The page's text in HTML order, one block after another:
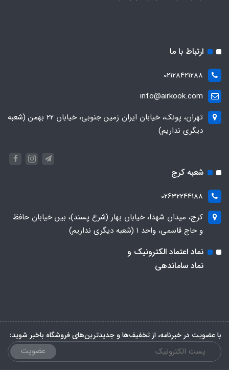
ارتباط با ما
02128421288
info@airkook.com
تهران، پونک، خیابان ایران زمین جنوبی، خیابان 22 بهمن (شعبه
دیگری نداریم)
شعبه کرج
02632244188
کرج، میدان شهدا، خیابان بهار (شرع پسند)، بین خیابان حافظ
و حاج قاسمی، واحد ۱ (شعبه دیگری نداریم)
نماد اعتماد الکترونیک و
نماد ساماندهی
با عضویت در خبرنامه، از تخفیف‌ها و جدیدترین‌های فروشگاه باخبر شوید:
عضویت